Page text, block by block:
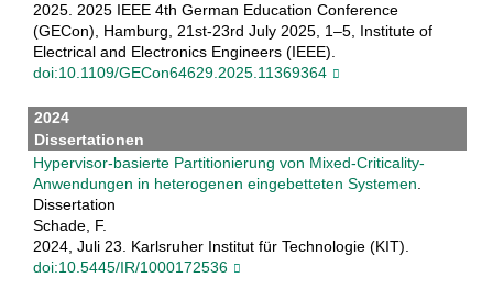
2025. 2025 IEEE 4th German Education Conference
(GECon), Hamburg, 21st-23rd July 2025, 1–5, Institute of
Electrical and Electronics Engineers (IEEE).
doi:10.1109/GECon64629.2025.11369364
2024
Dissertationen
Hypervisor-basierte Partitionierung von Mixed-Criticality-
Anwendungen in heterogenen eingebetteten Systemen.
Dissertation
Schade, F.
2024, Juli 23. Karlsruher Institut für Technologie (KIT).
doi:10.5445/IR/1000172536